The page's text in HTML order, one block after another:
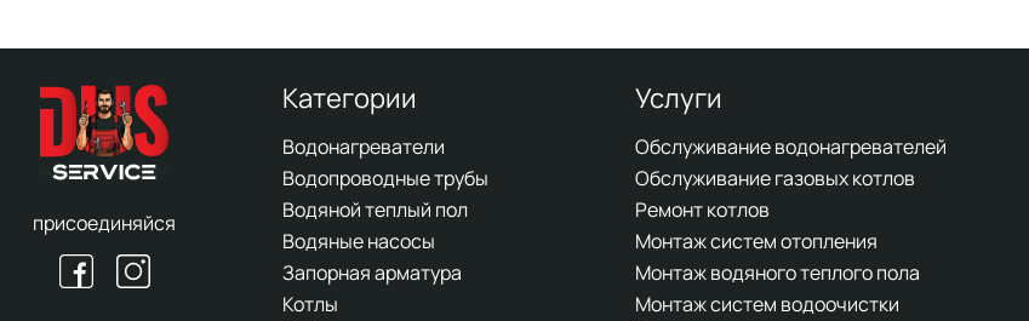
присоединяйся
Категории
Водонагреватели
Водопроводные трубы
Водяной теплый пол
Водяные насосы
Запорная арматура
Котлы
Услуги
Обслуживание водонагревателей
Обслуживание газовых котлов
Ремонт котлов
Монтаж систем отопления
Монтаж водяного теплого пола
Монтаж систем водоочистки